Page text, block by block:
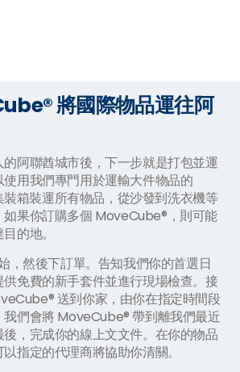
將國際物品運往阿
阿聯酋城市後，下一步就是打包並運
用我們專門用於運輸大件物品的
裝箱裝運所有物品，從沙發到洗衣機等
如果你訂購多個 MoveCube®，則可能
的地。
，然後下訂單。告知我們你的首選日
免費的新手套件並進行現場檢查。接
送到你家，由你在指定時間段
我們會將 MoveCube® 帶到離我們最近
，完成你的線上文文件。在你的物品
指定的代理商將協助你清關。